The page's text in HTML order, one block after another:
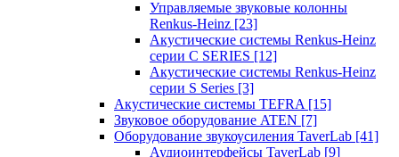
Управляемые звуковые колонны
Renkus-Heinz [23]
Акустические системы Renkus-Heinz
серии C SERIES [12]
Акустические системы Renkus-Heinz
серии S Series [3]
Акустические системы TEFRA [15]
Звуковое оборудование ATEN [7]
Оборудование звукоусиления TaverLab [41]
Аудиоинтерфейсы TaverLab [9]